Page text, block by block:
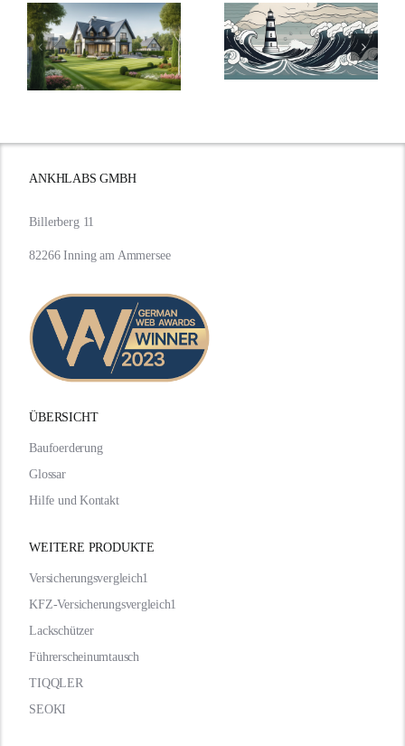
Bauzinsen im
Sturm: Die
aktuelle
Entwicklung
Die Evolution
der
Bauzinsen:
Ein Blick in die
ANKHLABS GMBH
ÜBERSICHT
WEITERE PRODUKTE
Versicherungsvergleich1
KFZ-Versicherungsvergleich1
Lackschützer
Führerscheinumtausch
TIQQLER
SEOKI
Billerberg 11
82266 Inning am Ammersee
Baufoerderung
Glossar
Hilfe und Kontakt